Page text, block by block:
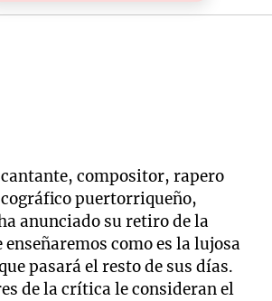
cantante, compositor, rapero
puertorriqueño,
anunciado su retiro de la
como es la lujosa
pasará el resto de sus días.
de la crítica le consideran el